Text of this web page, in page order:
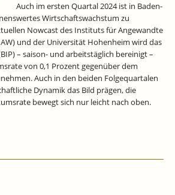
Auch im ersten Quartal 2024 ist in Baden-
Wirtschaftswachstum zu
Nowcast des Instituts für Angewandte
und der Universität Hohenheim wird das
– saison- und arbeitstäglich bereinigt –
von 0,1 Prozent gegenüber dem
Auch in den beiden Folgequartalen
Dynamik das Bild prägen, die
bewegt sich nur leicht nach oben.